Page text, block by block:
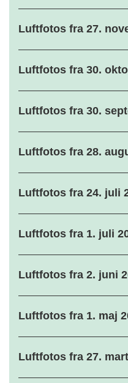
Luftfotos fra 27.
Luftfotos fra 30.
Luftfotos fra 30.
Luftfotos fra 28.
Luftfotos fra 24. juli
Luftfotos fra 1. juli
Luftfotos fra 2. juni
Luftfotos fra 1. maj
Luftfotos fra 27.